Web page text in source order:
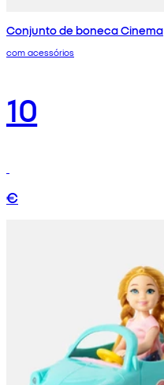
Conjunto de boneca Cinema
com acessórios
10
€